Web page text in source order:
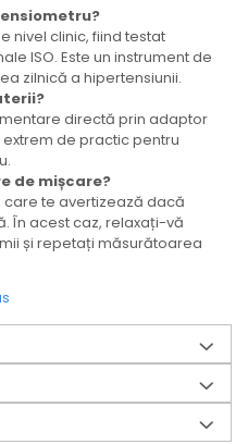
nivel clinic, fiind testat
ISO. Este un instrument de
zilnică a hipertensiunii.
directă prin adaptor
de practic pentru
de mișcare?
te avertizează dacă
În acest caz, relaxați-vă
și repetați măsurătoarea